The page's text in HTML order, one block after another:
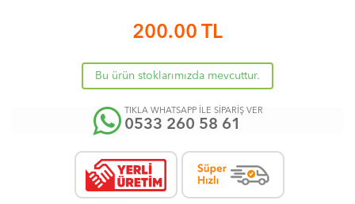
200.00 TL
Bu ürün stoklarımızda mevcuttur.
TIKLA WHATSAPP İLE SİPARİŞ VER
0533 260 58 61